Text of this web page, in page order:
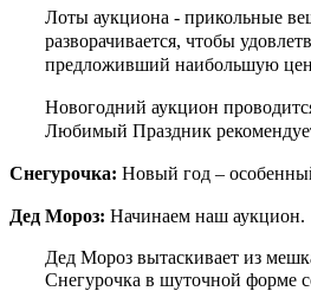
Лоты аукциона - прикольные
разворачивается, чтобы
предложивший наибольшую
Новогодний аукцион
Любимый Праздник
Снегурочка: Новый год –
Дед Мороз: Начинаем наш аукцион.
Дед Мороз вытаскивает из
Снегурочка в шуточной форме